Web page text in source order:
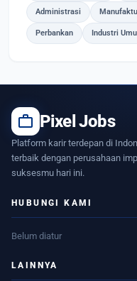
Administrasi
Perbankan Industri
work Pixel Jobs
Platform karir terdepan di
terbaik dengan perusahaan
suksesmu hari ini.
HUBUNGI KAMI
Belum diatur
LAINNYA